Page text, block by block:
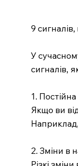
9
У
сигналів,
1.
Якщо ви
2. Зміни в